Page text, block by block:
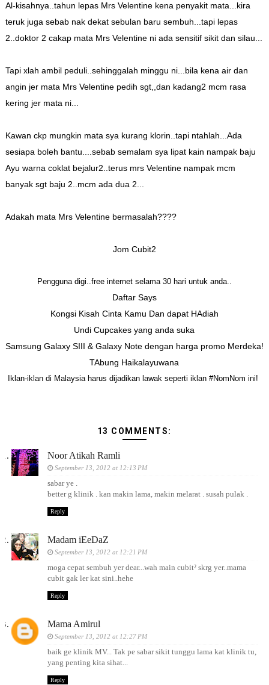
Al-kisahnya..tahun lepas Mrs Velentine kena penyakit mata...kira
teruk juga sebab nak dekat sebulan baru sembuh...tapi lepas
2..doktor 2 cakap mata Mrs Velentine ni ada sensitif sikit dan silau...
Tapi xlah ambil peduli..sehinggalah minggu ni...bila kena air dan
angin jer mata Mrs Velentine pedih sgt,,dan kadang2 mcm rasa
kering jer mata ni...
Kawan ckp mungkin mata sya kurang klorin..tapi ntahlah...Ada
sesiapa boleh bantu....sebab semalam sya lipat kain nampak baju
Ayu warna coklat bejalur2..terus mrs Velentine nampak mcm
banyak sgt baju 2..mcm ada dua 2...
Adakah mata Mrs Velentine bermasalah????
Jom Cubit2
Pengguna digi..free internet selama 30 hari untuk anda..
Daftar Says
Kongsi Kisah Cinta Kamu Dan dapat HAdiah
Undi Cupcakes yang anda suka
Samsung Galaxy SIII & Galaxy Note dengan harga promo Merdeka!
TAbung Haikalayuwana
Iklan-iklan di Malaysia harus dijadikan lawak seperti iklan #NomNom ini!
13 COMMENTS:
Noor Atikah Ramli
September 13, 2012 at 12:13 PM
sabar ye .
better g klinik . kan makin lama, makin melarat . susah pulak .
Reply
Madam iEeDaZ
September 13, 2012 at 12:21 PM
moga cepat sembuh yer dear...wah main cubit² skrg yer..mama
cubit gak ler kat sini..hehe
Reply
Mama Amirul
September 13, 2012 at 12:27 PM
baik ge klinik MV... Tak pe sabar sikit tunggu lama kat klinik tu,
yang penting kita sihat...
Reply